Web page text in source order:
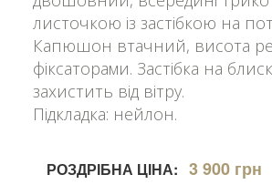
листочкою із застібкою на
Капюшон втачний, висота
фіксаторами. Застібка на
захистить від вітру.
Підкладка: нейлон.
РОЗДРІБНА ЦІНА: 3 900 грн